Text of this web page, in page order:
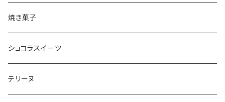
チーズケーキ
生チョコケーキ
焼き菓子
ショコラスイーツ
テリーヌ